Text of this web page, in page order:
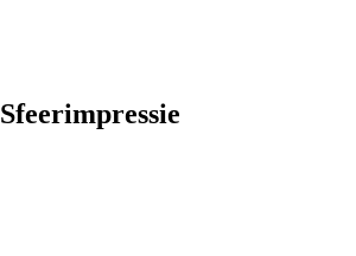
Sfeerimpressie